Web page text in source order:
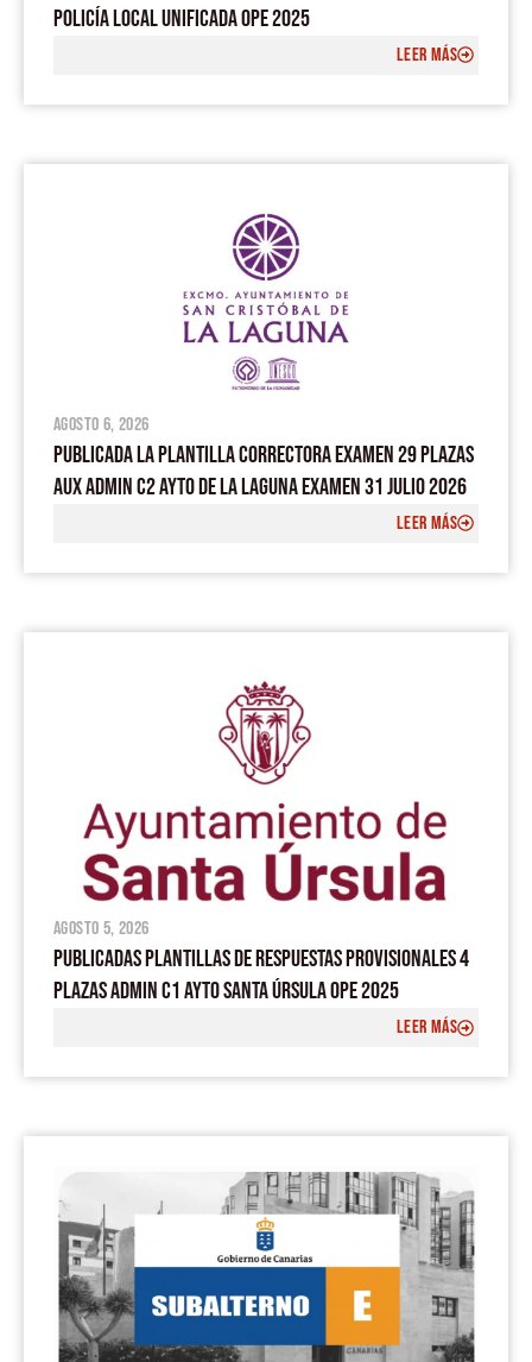
POLICÍA LOCAL UNIFICADA OPE 2025
LEER MÁS
agosto 6, 2026
PUBLICADA LA PLANTILLA CORRECTORA EXAMEN 29 PLAZAS
AUX ADMIN C2 AYTO DE LA LAGUNA EXAMEN 31 JULIO 2026
LEER MÁS
agosto 5, 2026
PUBLICADAS PLANTILLAS DE RESPUESTAS PROVISIONALES 4
PLAZAS ADMIN C1 AYTO SANTA ÚRSULA OPE 2025
LEER MÁS